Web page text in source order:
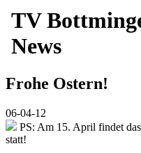
TV
News
Frohe Ostern!
06-04-12
PS: Am 15. April findet
statt!